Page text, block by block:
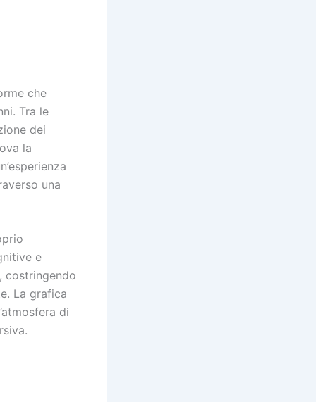
che
Tra le
dei
la
una
e
costringendo
La grafica
di